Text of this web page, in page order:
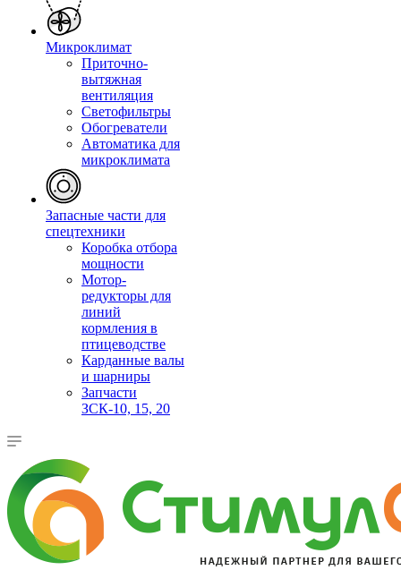
Микроклимат
Приточно-
вытяжная
вентиляция
Светофильтры
Обогреватели
Автоматика для
микроклимата
Запасные части для
спецтехники
Коробка отбора
мощности
Мотор-
редукторы для
линий
кормления в
птицеводстве
Карданные валы
и шарниры
Запчасти
ЗСК-10, 15, 20